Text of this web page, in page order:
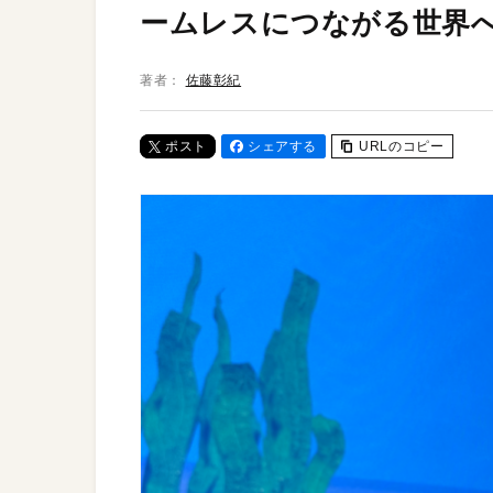
ームレスにつながる世界
著者： 佐藤彰紀
ポスト シェアする URLのコピー